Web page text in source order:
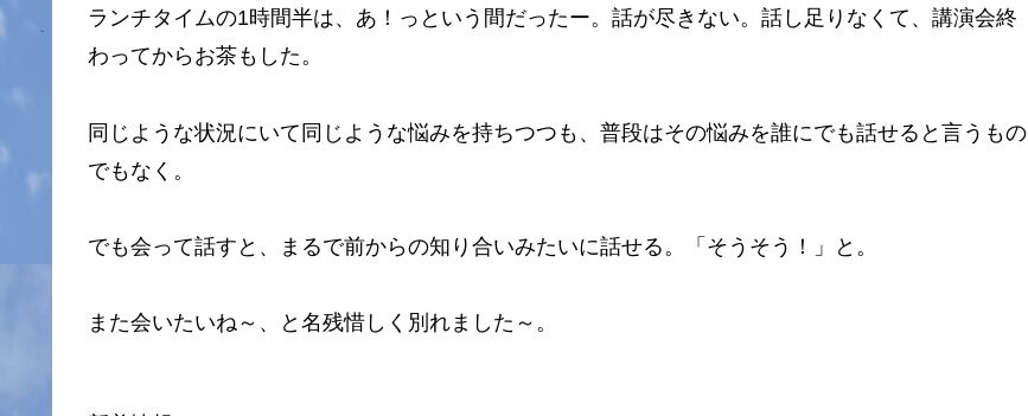
ランチタイムの1時間半は、あ！っという間だったー。話が尽きない。話し足りなくて、講演会終
わってからお茶もした。
同じような状況にいて同じような悩みを持ちつつも、普段はその悩みを誰にでも話せると言うもの
でもなく。
でも会って話すと、まるで前からの知り合いみたいに話せる。「そうそう！」と。
また会いたいね～、と名残惜しく別れました～。